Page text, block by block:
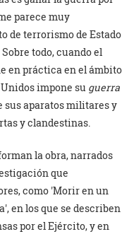
parece muy
de terrorismo de Estado
todo, cuando el
en práctica en el ámbito
impone su guerra
sus aparatos militares y
y clandestinas.
la obra, narrados
que
como Morir en un
, en los que se describen
por el Ejército, y en